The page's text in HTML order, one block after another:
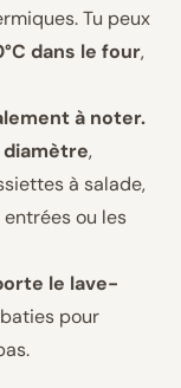
Tu peux
dans le four,
à noter.
,
à salade,
ou les
le lave-
pour